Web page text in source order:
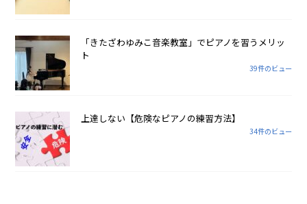
「きたざわゆみこ音楽教室」でピアノを習うメリッ
ト
39件のビュー
上達しない【危険なピアノの練習方法】
34件のビュー